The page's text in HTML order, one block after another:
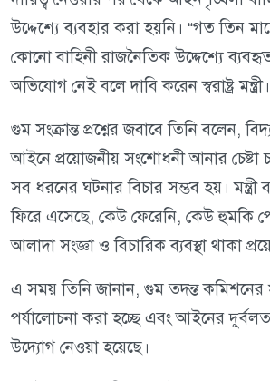
উদ্দেশ্যে ব্যবহার করা হয়নি। “গত তিন
কোনো বাহিনী রাজনৈতিক উদ্দেশ্যে
অভিযোগ নেই বলে দাবি করেন স্বরাষ্ট্র মন্ত্রী।
গুম সংক্রান্ত প্রশ্নের জবাবে তিনি বলেন,
আইনে প্রয়োজনীয় সংশোধনী আনার চেষ্টা
সব ধরনের ঘটনার বিচার সম্ভব হয়।
ফিরে এসেছে, কেউ ফেরেনি, কেউ হুমকি
আলাদা সংজ্ঞা ও বিচারিক ব্যবস্থা থাকা
এ সময় তিনি জানান, গুম তদন্ত
পর্যালোচনা করা হচ্ছে এবং আইনের
উদ্যোগ নেওয়া হয়েছে।